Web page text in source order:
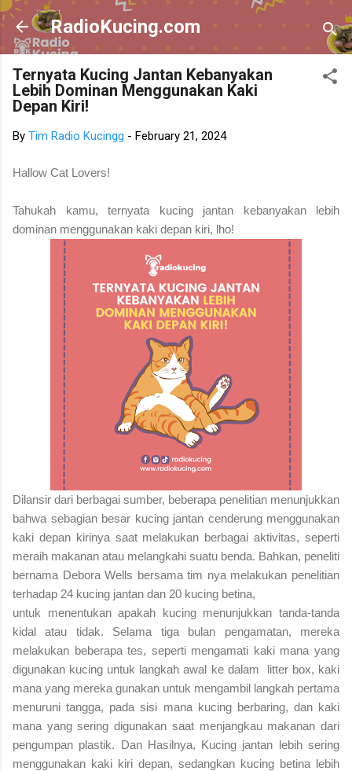
Skip to main content
RadioKucing.com
Ternyata Kucing Jantan Kebanyakan
Lebih Dominan Menggunakan Kaki
Depan Kiri!
By Tim Radio Kucingg - February 21, 2024
Hallow Cat Lovers!
Tahukah kamu, ternyata kucing jantan kebanyakan lebih
dominan menggunakan kaki depan kiri, lho!
Dilansir dari berbagai sumber, beberapa penelitian menunjukkan
bahwa sebagian besar kucing jantan cenderung menggunakan
kaki depan kirinya saat melakukan berbagai aktivitas, seperti
meraih makanan atau melangkahi suatu benda. Bahkan, peneliti
bernama Debora Wells bersama tim nya melakukan penelitian
terhadap 24 kucing jantan dan 20 kucing betina,
untuk menentukan apakah kucing menunjukkan tanda-tanda
kidal atau tidak. Selama tiga bulan pengamatan, mereka
melakukan beberapa tes, seperti mengamati kaki mana yang
digunakan kucing untuk langkah awal ke dalam litter box, kaki
mana yang mereka gunakan untuk mengambil langkah pertama
menuruni tangga, pada sisi mana kucing berbaring, dan kaki
mana yang sering digunakan saat menjangkau makanan dari
pengumpan plastik. Dan Hasilnya, Kucing jantan lebih sering
menggunakan kaki kiri depan, sedangkan kucing betina lebih